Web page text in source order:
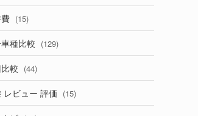
(357)
(328)
(194)
(230)
(253)
(85)
(84)
(14)
(222)
(3)
(3)
(5)
(5)
(7)
(15)
種比較 (129)
較 (44)
レビュー 評価 (15)